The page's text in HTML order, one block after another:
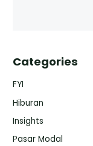
Categories
FYI
Hiburan
Insights
Pasar Modal